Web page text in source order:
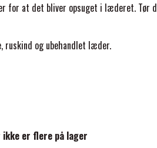
for at det bliver opsuget i læderet. Tør
ruskind og ubehandlet læder.
ikke er flere på lager